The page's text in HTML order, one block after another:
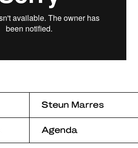
Steun Marres
Agenda